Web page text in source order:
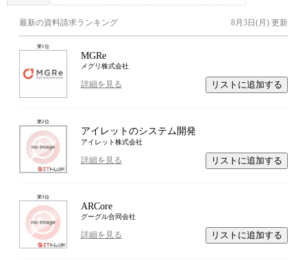
最新の資料請求ランキング 8月3日(月) 更新
第1位
MGRe
メグリ株式会社
詳細を見る リストに追加する
第2位
アイレットのシステム開発
アイレット株式会社
詳細を見る リストに追加する
第3位
ARCore
グーグル合同会社
詳細を見る リストに追加する